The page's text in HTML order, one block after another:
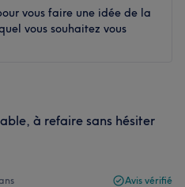
vous faire une idée de la
vous souhaitez vous
à refaire sans hésiter
Avis vérifié